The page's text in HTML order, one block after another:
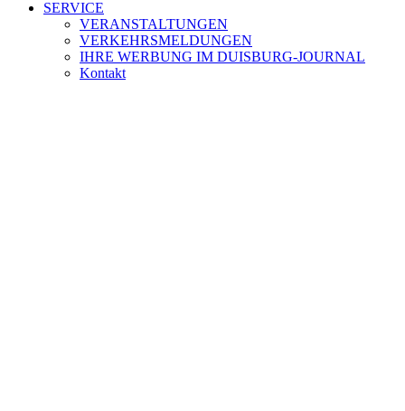
SERVICE
VERANSTALTUNGEN
VERKEHRSMELDUNGEN
IHRE WERBUNG IM DUISBURG-JOURNAL
Kontakt